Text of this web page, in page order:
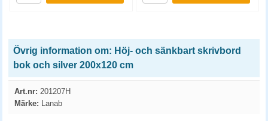
Övrig information om: Höj- och sänkbart skrivbord
bok och silver 200x120 cm
Art.nr: 201207H
Märke: Lanab